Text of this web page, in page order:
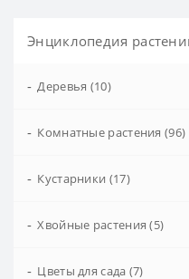
Энциклопедия
- Деревья (10)
- Комнатные растения (96)
- Кустарники (17)
- Хвойные растения (5)
- Цветы для сада (7)